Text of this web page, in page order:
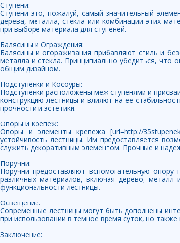
Ступени:
Ступени это, пожалуй, самый значительный
дерева, металла, стекла или комбинации этих
при выборе материала для ступеней.
Балясины и Ограждения:
Балясины и огораживания прибавляют стиль и
металла и стекла. Принципиально убедиться, что
общим дизайном.
Подступенки и Косоуры:
Подступенки расположены меж ступенями и
конструкцию лестницы и влияют на ее
прочности и эстетики.
Опоры и Крепеж:
Опоры и элементы крепежа [url=http://
устойчивость лестницы. Им предоставляется
служить декоративным элементом. Прочные и
Поручни:
Поручни предоставляют вспомогательную
различных материалов, включая дерево,
функциональности лестницы.
Освещение:
Современные лестницы могут быть дополнены
при использовании в темное время суток, но
Заключение: